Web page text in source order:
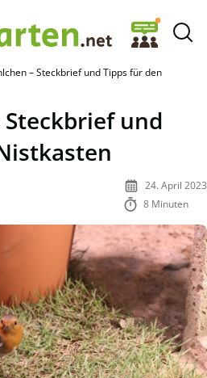
– Steckbrief und Tipps für den
und
24. April 2023
8 Minuten